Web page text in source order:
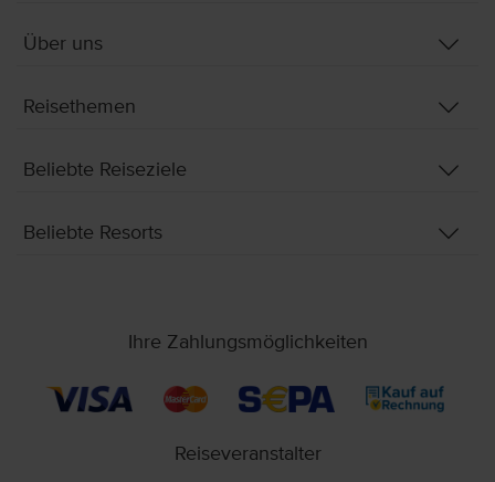
Über uns
Reisethemen
Beliebte Reiseziele
Beliebte Resorts
Ihre Zahlungsmöglichkeiten
Reiseveranstalter